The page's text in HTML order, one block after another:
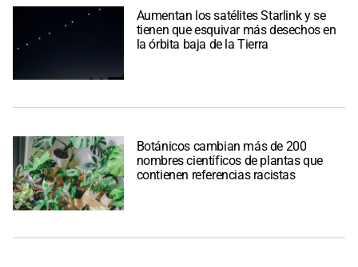
Aumentan los satélites Starlink y se
tienen que esquivar más desechos en
la órbita baja de la Tierra
Botánicos cambian más de 200
nombres científicos de plantas que
contienen referencias racistas